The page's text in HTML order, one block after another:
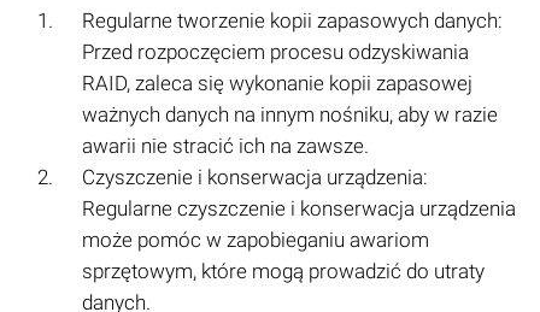
Regularne tworzenie kopii zapasowych danych:
Przed rozpoczęciem procesu odzyskiwania
RAID, zaleca się wykonanie kopii zapasowej
ważnych danych na innym nośniku, aby w razie
awarii nie stracić ich na zawsze.
Czyszczenie i konserwacja urządzenia:
Regularne czyszczenie i konserwacja urządzenia
może pomóc w zapobieganiu awariom
sprzętowym, które mogą prowadzić do utraty
danych.